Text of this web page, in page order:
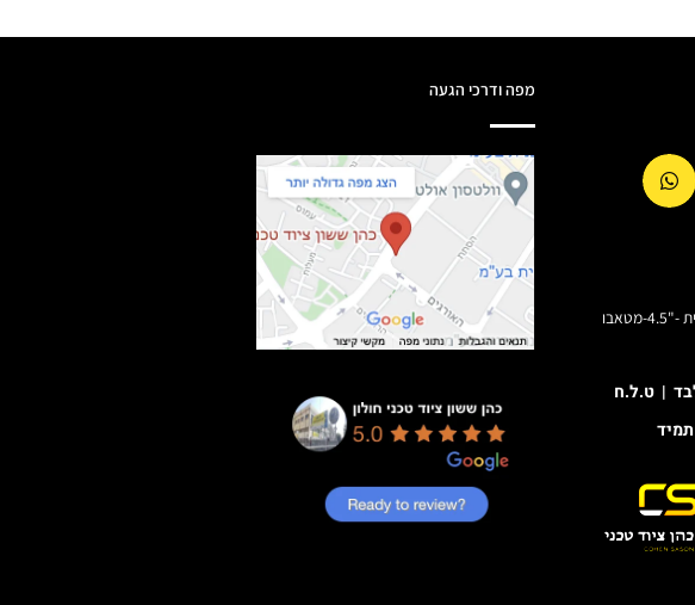
"מבצע-חדש"-משחזת-זווית -"4.5-מטאבו
| ט.ל.ח
מפה ודרכי הגעה